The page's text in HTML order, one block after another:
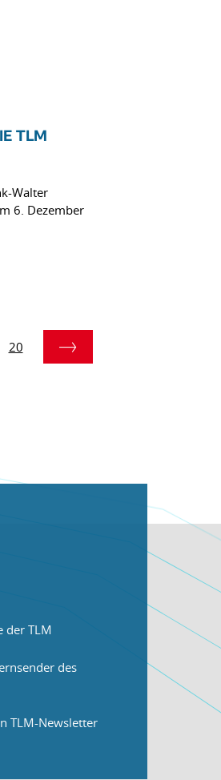
TLM
Walter
6. Dezember
20
der TLM
des
TLM-Newsletter